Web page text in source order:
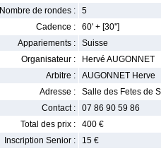
Nombre de rondes :
5
Cadence :
60' + [30'']
Appariements :
Suisse
Organisateur :
Hervé AUGONNET
Arbitre :
AUGONNET Herve
Adresse :
Salle des Fetes de
Contact :
07 86 90 59 86
Total des prix :
400 €
Inscription Senior :
15 €